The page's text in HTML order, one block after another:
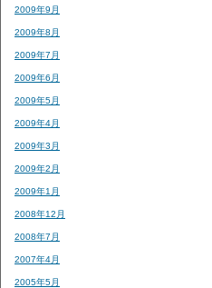
2009年9月
2009年8月
2009年7月
2009年6月
2009年5月
2009年4月
2009年3月
2009年2月
2009年1月
2008年12月
2008年7月
2007年4月
2005年5月